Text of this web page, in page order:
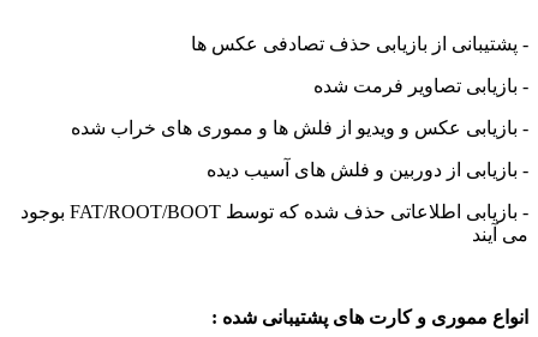
از بازیابی حذف تصادفی عکس ها
تصاویر فرمت شده
عکس و ویدیو از فلش ها و مموری های خراب شده
از دوربین و فلش های آسیب دیده
- بازیابی اطلاعاتی حذف شده که توسط FAT/ROOT/BOOT بوجود
مموری و کارت های پشتیبانی شده :